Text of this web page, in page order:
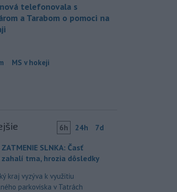
telefonovala s
a Tarabom o pomoci na
MS v hokeji
6h 24h 7d
ZATMENIE SLNKA: Časť
zahalí tma, hrozia dôsledky
kraj vyzýva k využitiu
parkoviska v Tatrách